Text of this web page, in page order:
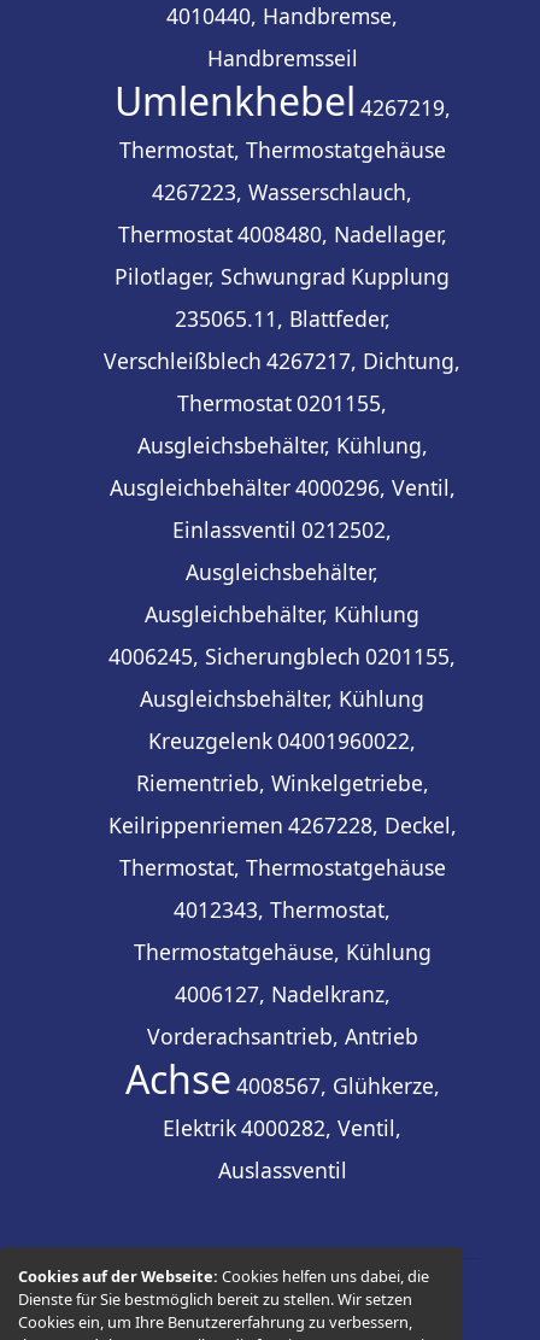
Cookies auf der Webseite:Cookies helfen uns dabei, die
Dienste für Sie bestmöglich bereit zu stellen. Wir setzen
Cookies ein, um Ihre Benutzererfahrung zu verbessern,
4010440, Handbremse,
Handbremsseil
Umlenkhebel 4267219,
Thermostat, Thermostatgehäuse
4267223, Wasserschlauch,
Thermostat4008480, Nadellager,
Pilotlager, Schwungrad Kupplung
235065.11, Blattfeder,
Verschleißblech 4267217, Dichtung,
Thermostat0201155,
Ausgleichsbehälter, Kühlung,
Ausgleichbehälter4000296, Ventil,
Einlassventil 0212502,
Ausgleichsbehälter,
Ausgleichbehälter, Kühlung
4006245, Sicherungblech 0201155,
Ausgleichsbehälter, Kühlung
Kreuzgelenk04001960022,
Riementrieb, Winkelgetriebe,
Keilrippenriemen 4267228, Deckel,
Thermostat, Thermostatgehäuse
4012343, Thermostat,
Thermostatgehäuse, Kühlung
4006127, Nadelkranz,
Vorderachsantrieb, Antrieb
Achse 4008567, Glühkerze,
Elektrik4000282, Ventil,
Auslassventil
© 2026 -Thüringer Ersatzteilhandel